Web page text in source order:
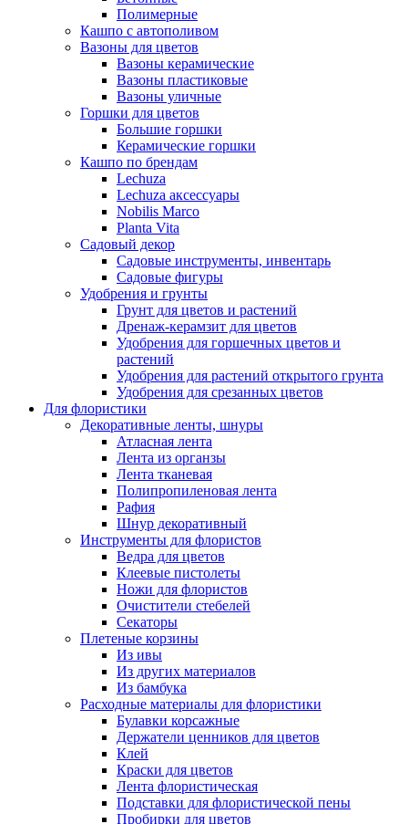
Полимерные
Кашпо с автополивом
Вазоны для цветов
Вазоны керамические
Вазоны пластиковые
Вазоны уличные
Горшки для цветов
Большие горшки
Керамические горшки
Кашпо по брендам
Lechuza
Lechuza аксессуары
Nobilis Marco
Planta Vita
Садовый декор
Садовые инструменты, инвентарь
Садовые фигуры
Удобрения и грунты
Грунт для цветов и растений
Дренаж-керамзит для цветов
Удобрения для горшечных цветов и
растений
Удобрения для растений открытого грунта
Удобрения для срезанных цветов
Для флористики
Декоративные ленты, шнуры
Атласная лента
Лента из органзы
Лента тканевая
Полипропиленовая лента
Рафия
Шнур декоративный
Инструменты для флористов
Ведра для цветов
Клеевые пистолеты
Ножи для флористов
Очистители стебелей
Секаторы
Плетеные корзины
Из ивы
Из других материалов
Из бамбука
Расходные материалы для флористики
Булавки корсажные
Держатели ценников для цветов
Клей
Краски для цветов
Лента флористическая
Подставки для флористической пены
Пробирки для цветов